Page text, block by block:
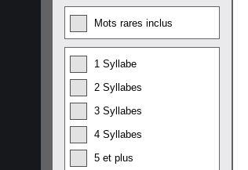
Mots rares inclus
1 Syllabe
2 Syllabes
3 Syllabes
4 Syllabes
5 et plus